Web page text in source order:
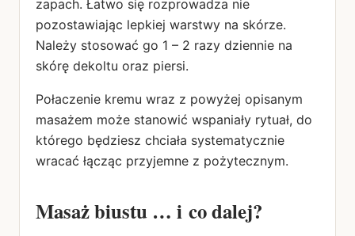
zapach. Łatwo się rozprowadza nie
pozostawiając lepkiej warstwy na skórze.
Należy stosować go 1 – 2 razy dziennie na
skórę dekoltu oraz piersi.
Połaczenie kremu wraz z powyżej opisanym
masażem może stanowić wspaniały rytuał, do
którego będziesz chciała systematycznie
wracać łącząc przyjemne z pożytecznym.
Masaż biustu … i co dalej?